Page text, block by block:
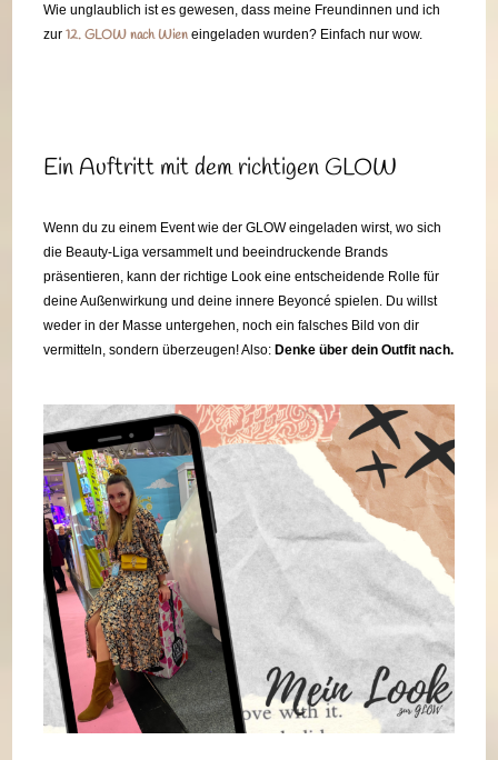
Wie unglaublich ist es gewesen, dass meine Freundinnen und ich
zur 12. GLOW nach Wien eingeladen wurden? Einfach nur wow.
Ein Auftritt mit dem richtigen GLOW
Wenn du zu einem Event wie der GLOW eingeladen wirst, wo sich
die Beauty-Liga versammelt und beeindruckende Brands
präsentieren, kann der richtige Look eine entscheidende Rolle für
deine Außenwirkung und deine innere Beyoncé spielen. Du willst
weder in der Masse untergehen, noch ein falsches Bild von dir
vermitteln, sondern überzeugen! Also: Denke über dein Outfit nach.